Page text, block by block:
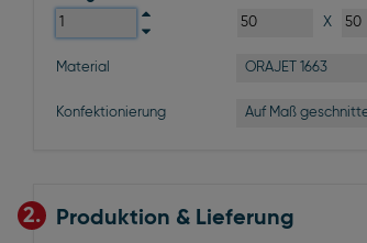
X
Material ORAJET 1663
Konfektionierung Auf Maß
2. Produktion & Lieferung